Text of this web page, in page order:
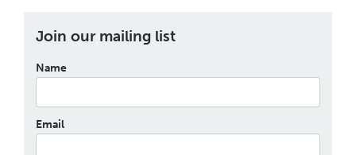
Join our mailing list
Name
Email